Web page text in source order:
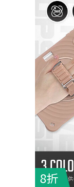
8折